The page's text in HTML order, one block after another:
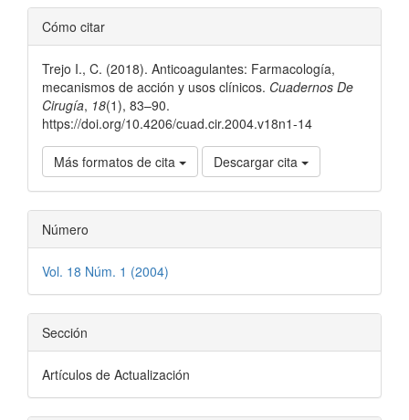
Detalles
del
artículo
Cómo citar
Trejo I., C. (2018). Anticoagulantes: Farmacología,
mecanismos de acción y usos clínicos. Cuadernos De
Cirugía, 18(1), 83–90.
https://doi.org/10.4206/cuad.cir.2004.v18n1-14
Más formatos de cita Descargar cita
Número
Vol. 18 Núm. 1 (2004)
Sección
Artículos de Actualización